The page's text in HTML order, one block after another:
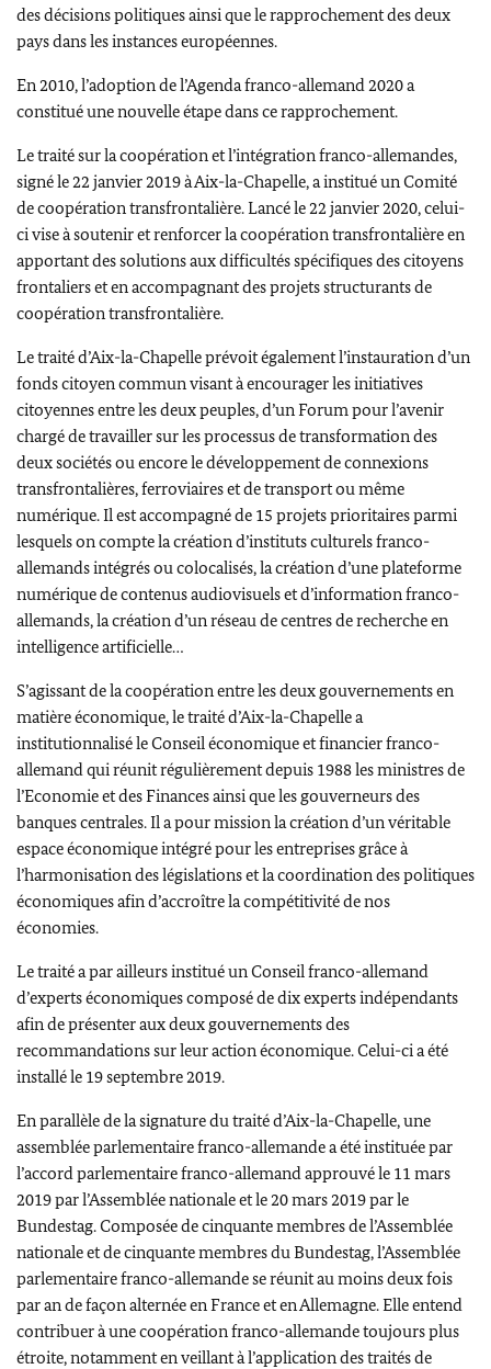
des décisions politiques ainsi que le rapprochement des deux
pays dans les instances européennes.
En 2010, l’adoption de l’Agenda franco-allemand 2020 a
constitué une nouvelle étape dans ce rapprochement.
Le traité sur la coopération et l’intégration franco-allemandes,
signé le 22 janvier 2019 à Aix-la-Chapelle, a institué un Comité
de coopération transfrontalière. Lancé le 22 janvier 2020, celui-
ci vise à soutenir et renforcer la coopération transfrontalière en
apportant des solutions aux difficultés spécifiques des citoyens
frontaliers et en accompagnant des projets structurants de
coopération transfrontalière.
Le traité d’Aix-la-Chapelle prévoit également l’instauration d’un
fonds citoyen commun visant à encourager les initiatives
citoyennes entre les deux peuples, d’un Forum pour l’avenir
chargé de travailler sur les processus de transformation des
deux sociétés ou encore le développement de connexions
transfrontalières, ferroviaires et de transport ou même
numérique. Il est accompagné de 15 projets prioritaires parmi
lesquels on compte la création d’instituts culturels franco-
allemands intégrés ou colocalisés, la création d’une plateforme
numérique de contenus audiovisuels et d’information franco-
allemands, la création d’un réseau de centres de recherche en
intelligence artificielle…
S’agissant de la coopération entre les deux gouvernements en
matière économique, le traité d’Aix-la-Chapelle a
institutionnalisé le Conseil économique et financier franco-
allemand qui réunit régulièrement depuis 1988 les ministres de
l’Economie et des Finances ainsi que les gouverneurs des
banques centrales. Il a pour mission la création d’un véritable
espace économique intégré pour les entreprises grâce à
l’harmonisation des législations et la coordination des politiques
économiques afin d’accroître la compétitivité de nos
économies.
Le traité a par ailleurs institué un Conseil franco-allemand
d’experts économiques composé de dix experts indépendants
afin de présenter aux deux gouvernements des
recommandations sur leur action économique. Celui-ci a été
installé le 19 septembre 2019.
En parallèle de la signature du traité d’Aix-la-Chapelle, une
assemblée parlementaire franco-allemande a été instituée par
l’accord parlementaire franco-allemand approuvé le 11 mars
2019 par l’Assemblée nationale et le 20 mars 2019 par le
Bundestag. Composée de cinquante membres de l’Assemblée
nationale et de cinquante membres du Bundestag, l’Assemblée
parlementaire franco-allemande se réunit au moins deux fois
par an de façon alternée en France et en Allemagne. Elle entend
contribuer à une coopération franco-allemande toujours plus
étroite, notamment en veillant à l’application des traités de